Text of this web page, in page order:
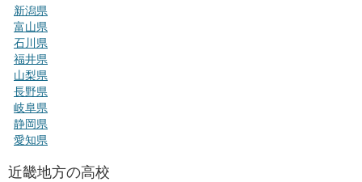
新潟県
富山県
石川県
福井県
山梨県
長野県
岐阜県
静岡県
愛知県
近畿地方の高校